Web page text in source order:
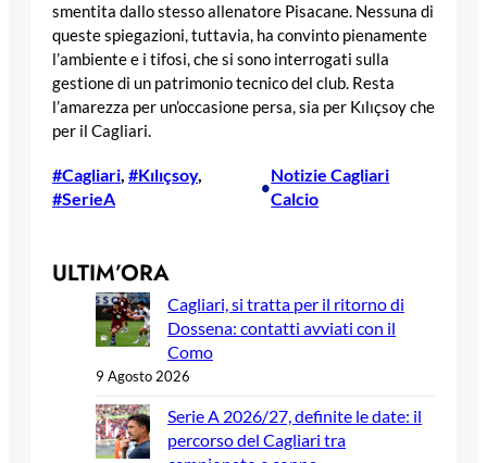
smentita dallo stesso allenatore Pisacane. Nessuna di
queste spiegazioni, tuttavia, ha convinto pienamente
l’ambiente e i tifosi, che si sono interrogati sulla
gestione di un patrimonio tecnico del club. Resta
l’amarezza per un’occasione persa, sia per Kılıçsoy che
per il Cagliari.
#Cagliari, #Kılıçsoy
#SerieA
•
Notizie Cagliari
Calcio
ULTIM’ORA
Cagliari, si tratta per il ritorno di
Dossena: contatti avviati con il
Como
9 Agosto 2026
Serie A 2026/27, definite le date: il
percorso del Cagliari tra